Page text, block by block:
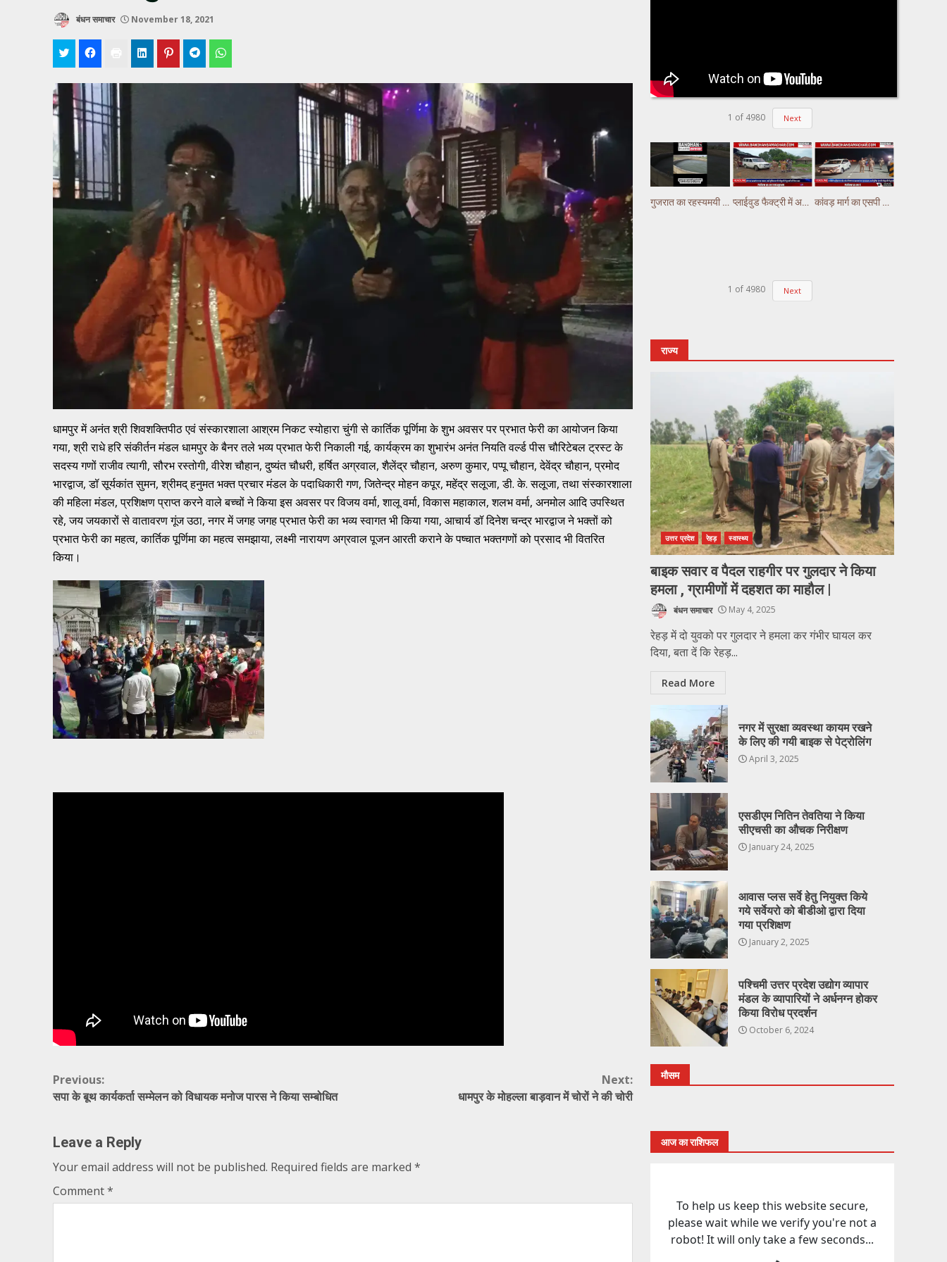
बंधन समाचार November 18, 2021
धामपुर में अनंत श्री शिवशक्तिपीठ एवं संस्कारशाला आश्रम निकट स्योहारा चुंगी से कार्तिक पूर्णिमा के शुभ अवसर पर प्रभात फेरी का आयोजन किया
गया, श्री राधे हरि संकीर्तन मंडल धामपुर के बैनर तले भव्य प्रभात फेरी निकाली गई, कार्यक्रम का शुभारंभ अनंत नियति वर्ल्ड पीस चौरिटेबल ट्रस्ट के
सदस्य गणों राजीव त्यागी, सौरभ रस्तोगी, वीरेश चौहान, दुष्यंत चौधरी, हर्षित अग्रवाल, शैलेंद्र चौहान, अरुण कुमार, पप्पू चौहान, देवेंद्र चौहान, प्रमोद
भारद्वाज, डॉ सूर्यकांत सुमन, श्रीमद् हनुमत भक्त प्रचार मंडल के पदाधिकारी गण, जितेन्द्र मोहन कपूर, महेंद्र सलूजा, डी. के. सलूजा, तथा संस्कारशाला
की महिला मंडल, प्रशिक्षण प्राप्त करने वाले बच्चों ने किया इस अवसर पर विजय वर्मा, शालू वर्मा, विकास महाकाल, शलभ वर्मा, अनमोल आदि उपस्थित
रहे, जय जयकारों से वातावरण गूंज उठा, नगर में जगह जगह प्रभात फेरी का भव्य स्वागत भी किया गया, आचार्य डॉ दिनेश चन्द्र भारद्वाज ने भक्तों को
प्रभात फेरी का महत्व, कार्तिक पूर्णिमा का महत्व समझाया, लक्ष्मी नारायण अग्रवाल पूजन आरती कराने के पष्चात भक्तगणों को प्रसाद भी वितरित
किया।
Continue
Reading
Previous:
सपा के बूथ कार्यकर्ता सम्मेलन को विधायक मनोज पारस ने किया सम्बोधित
Next:
धामपुर के मोहल्ला बाड़वान में चोरों ने की चोरी
Leave a Reply
Your email address will not be published. Required fields are marked *
Comment*
1 of 4980 Next
गुजरात का रहस्यमयी कुआं चर्चा में, पानी में लगातार हो रही हलचल #gujarat प्लाईवुड फैक्ट्री में अचानक लगी भीषण आग, लाखों का नुकसान कांवड़ मार्ग का एसपी अभिषेक झा ने किया निरीक्षण,पुलिस ड्यूटी पर तैनात अस्थाई चौकियो का किया निरीक्षण
1 of 4980 Next
राज्य
उत्तर प्रदेश रेहड़ स्वास्थ्य
बाइक सवार व पैदल राहगीर पर गुलदार ने किया
हमला , ग्रामीणों में दहशत का माहौल |
बंधन समाचार May 4, 2025
रेहड़ में दो युवको पर गुलदार ने हमला कर गंभीर घायल कर
दिया, बता दें कि रेहड़...
Read More
नगर में सुरक्षा व्यवस्था कायम रखने
के लिए की गयी बाइक से पेट्रोलिंग
April 3, 2025
एसडीएम नितिन तेवतिया ने किया
सीएचसी का औचक निरीक्षण
January 24, 2025
आवास प्लस सर्वे हेतु नियुक्त किये
गये सर्वेयरो को बीडीओ द्वारा दिया
गया प्रशिक्षण
January 2, 2025
पश्चिमी उत्तर प्रदेश उद्योग व्यापार
मंडल के व्यापारियों ने अर्धनग्न होकर
किया विरोध प्रदर्शन
October 6, 2024
मौसम
आज का राशिफल